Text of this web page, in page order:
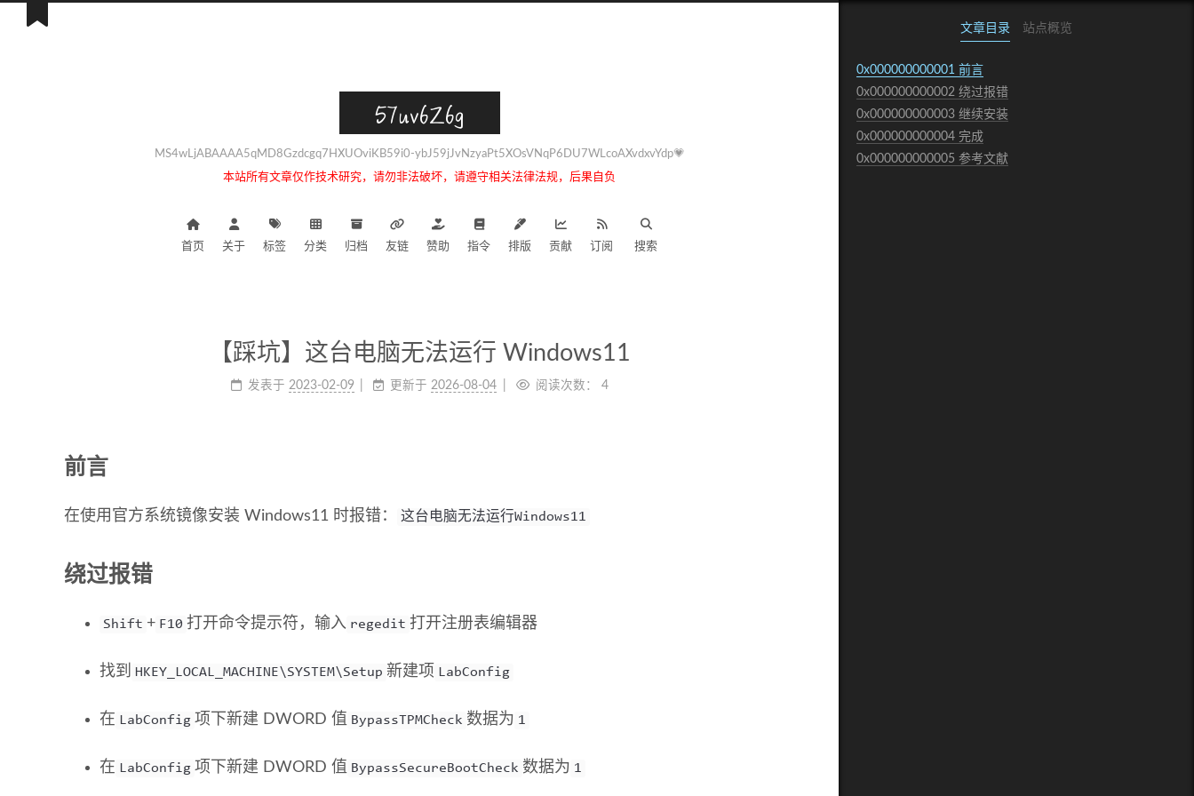
57uv6Z6g
MS4wLjABAAAA5qMD8Gzdcgq7HXUOviKB59i0-ybJ59jJvNzyaPt5XOsVNqP6DU7WLcoAXvdxvYdp💗
本站所有文章仅作技术研究，请勿非法破坏，请遵守相关法律法规，后果自负
首页 关于 标签 分类 归档 友链 赞助 指令 排版 贡献 订阅 搜索
文章目录 站点概览
0x000000000001 前言
0x000000000002 绕过报错
0x000000000003 继续安装
0x000000000004 完成
0x000000000005 参考文献
【踩坑】这台电脑无法运行 Windows11
发表于 2023-02-09 更新于 2026-08-04 阅读次数： 4
前言
在使用官方系统镜像安装 Windows11 时报错： 这台电脑无法运行Windows11
绕过报错
Shift + F10 打开命令提示符，输入 regedit 打开注册表编辑器
找到 HKEY_LOCAL_MACHINE\SYSTEM\Setup 新建项 LabConfig
在 LabConfig 项下新建 DWORD 值 BypassTPMCheck 数据为 1
在 LabConfig 项下新建 DWORD 值 BypassSecureBootCheck 数据为 1